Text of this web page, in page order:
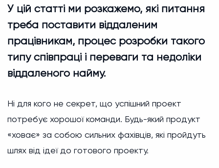
У цій статті ми розкажемо, які питання
треба поставити віддаленим
працівникам, процес розробки такого
типу співпраці і переваги та недоліки
віддаленого найму.
Ні для кого не секрет, що успішний проект
потребує хорошої команди. Будь-який продукт
«ховає» за собою сильних фахівців, які пройдуть
шлях від ідеї до готового проекту.